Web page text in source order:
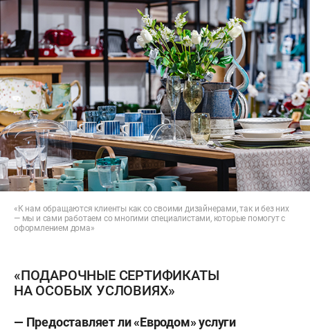
«К нам обращаются клиенты как со своими дизайнерами, так и без них
— мы и сами работаем со многими специалистами, которые помогут с
оформлением дома»
«ПОДАРОЧНЫЕ СЕРТИФИКАТЫ
НА ОСОБЫХ УСЛОВИЯХ»
— Предоставляет ли «Евродом» услуги